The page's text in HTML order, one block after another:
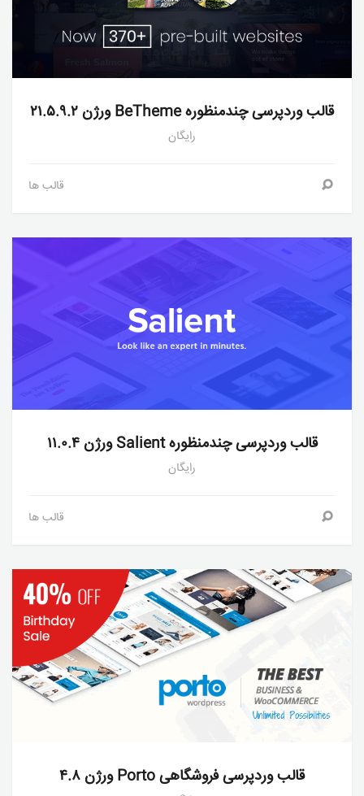
قالب وردپرسی چندمنظوره BeTheme ورژن ۲۱.۵.۹.۲
رایگان
قالب ها
قالب وردپرسی چندمنظوره Salient ورژن ۱۱.۰.۴
رایگان
قالب ها
قالب وردپرسی فروشگاهی Porto ورژن ۴.۸